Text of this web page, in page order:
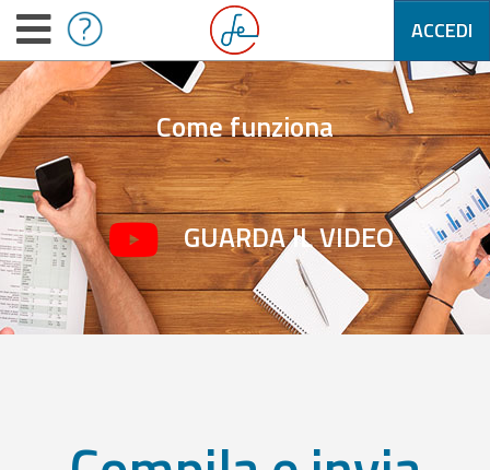
ACCEDI
Come funziona
GUARDA IL VIDEO